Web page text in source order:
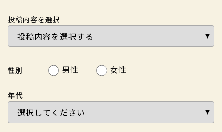
投稿内容を選択
性別 男性 女性
年代